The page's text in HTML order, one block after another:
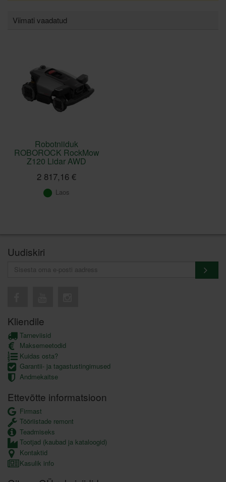
Viimati vaadatud
Robotniiduk
ROBOROCK RockMow
Z120 Lidar AWD
2 817,16 €
Laos
Uudiskiri
Kliendile
Tarneviisid
Maksemeetodid
Kuidas osta?
Garantii- ja tagastustingimused
Andmekaitse
Ettevõtte informatsioon
Firmast
Tööriistade remont
Teadmiseks
Tootjad (kaubad ja kataloogid)
Kontaktid
Kasulik info